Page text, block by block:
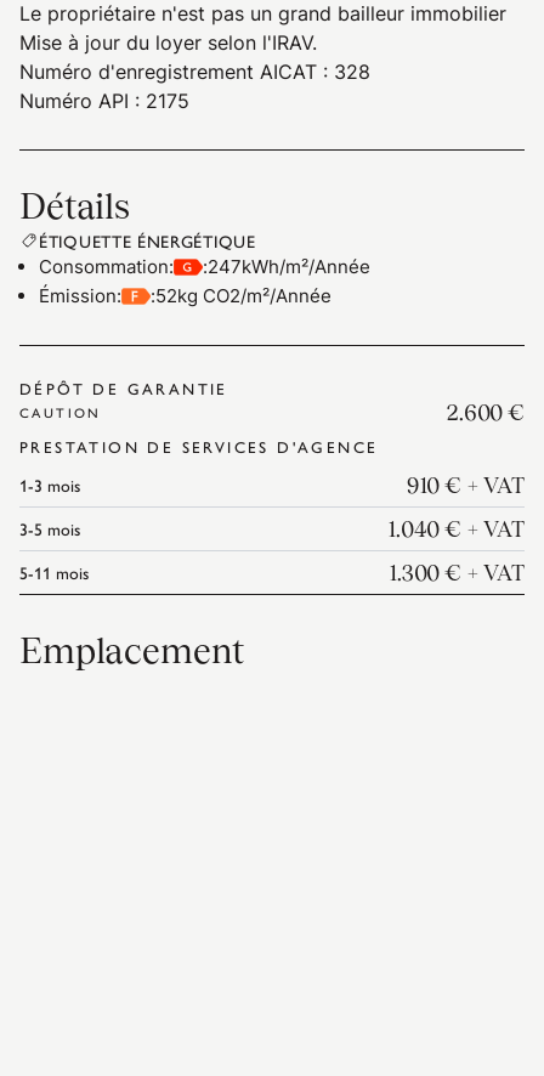
Le propriétaire n'est pas un grand bailleur immobilier
Mise à jour du loyer selon l'IRAV.
Numéro d'enregistrement AICAT : 328
Numéro API : 2175
Détails
ÉTIQUETTE ÉNERGÉTIQUE
Consommation: :247kWh/m²/Année
Émission: :52kg CO2/m²/Année
DÉPÔT DE GARANTIE
CAUTION 2.600 €
PRESTATION DE SERVICES D'AGENCE
1-3 mois 910 € + VAT
3-5 mois 1.040 € + VAT
5-11 mois 1.300 € + VAT
Emplacement